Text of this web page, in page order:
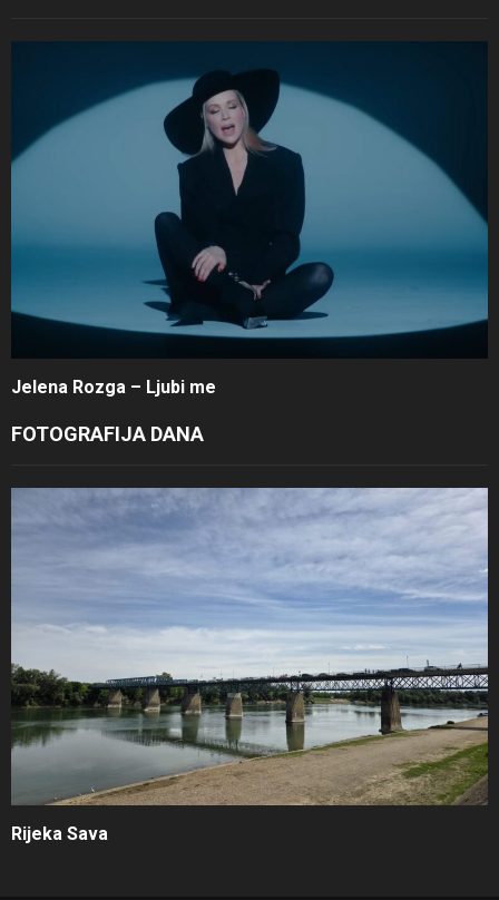
Jelena Rozga – Ljubi me
FOTOGRAFIJA DANA
Rijeka Sava